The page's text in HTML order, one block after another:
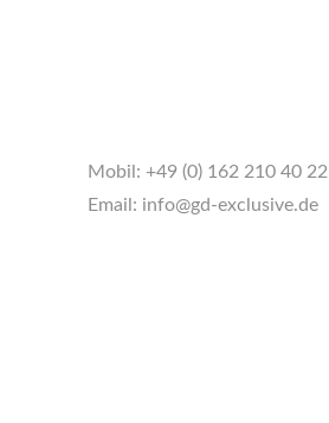
Mobil: +49 (0) 162 210 40 22
Email: info@gd-exclusive.de